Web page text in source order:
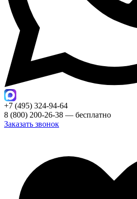
+7 (495) 324-94-64
8 (800) 200-26-38 — бесплатно
Заказать звонок